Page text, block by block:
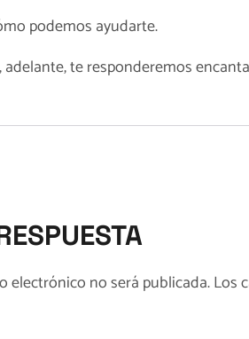
podemos ayudarte.
te responderemos
electrónico no será publicada.Los